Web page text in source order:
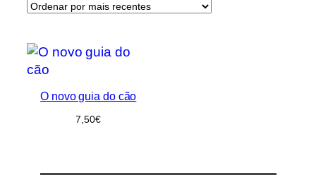
O novo guia do cão
7,50€